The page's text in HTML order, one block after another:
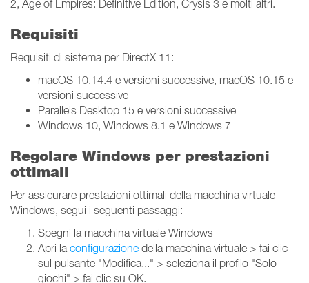
2, Age of Empires: Definitive Edition, Crysis 3 e molti altri.
Requisiti
Requisiti di sistema per DirectX 11:
macOS 10.14.4 e versioni successive, macOS 10.15 e
versioni successive
Parallels Desktop 15 e versioni successive
Windows 10, Windows 8.1 e Windows 7
Regolare Windows per prestazioni
ottimali
Per assicurare prestazioni ottimali della macchina virtuale
Windows, segui i seguenti passaggi:
Spegni la macchina virtuale Windows
Apri la configurazione della macchina virtuale > fai clic
sul pulsante "Modifica..." > seleziona il profilo "Solo
giochi" > fai clic su OK.